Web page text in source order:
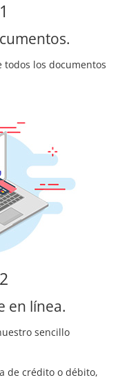
todos los documentos
en línea.
sencillo
de crédito o débito,